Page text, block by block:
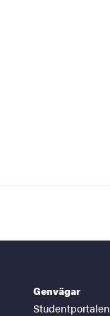
Genvägar
Studentportalen